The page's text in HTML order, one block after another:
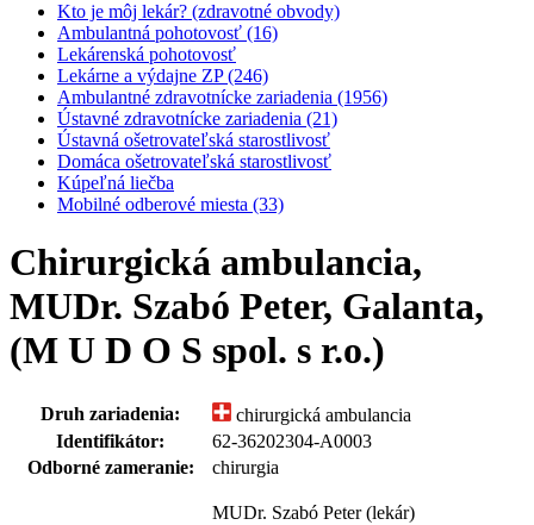
Kto je môj lekár? (zdravotné obvody)
Ambulantná pohotovosť (16)
Lekárenská pohotovosť
Lekárne a výdajne ZP (246)
Ambulantné zdravotnícke zariadenia (1956)
Ústavné zdravotnícke zariadenia (21)
Ústavná ošetrovateľská starostlivosť
Domáca ošetrovateľská starostlivosť
Kúpeľná liečba
Mobilné odberové miesta (33)
Chirurgická ambulancia,
MUDr. Szabó Peter, Galanta,
(M U D O S spol. s r.o.)
Druh zariadenia:
chirurgická ambulancia
Identifikátor:
62-36202304-A0003
Odborné zameranie:
chirurgia
MUDr. Szabó Peter (lekár)